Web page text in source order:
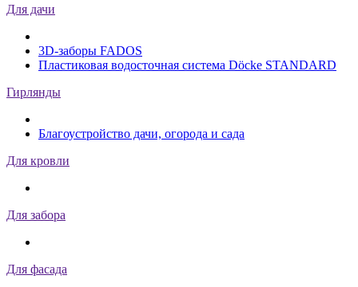
Для дачи
3D-заборы FADOS
Пластиковая водосточная система Döcke STANDARD
Гирлянды
Благоустройство дачи, огорода и сада
Для кровли
Для забора
Для фасада